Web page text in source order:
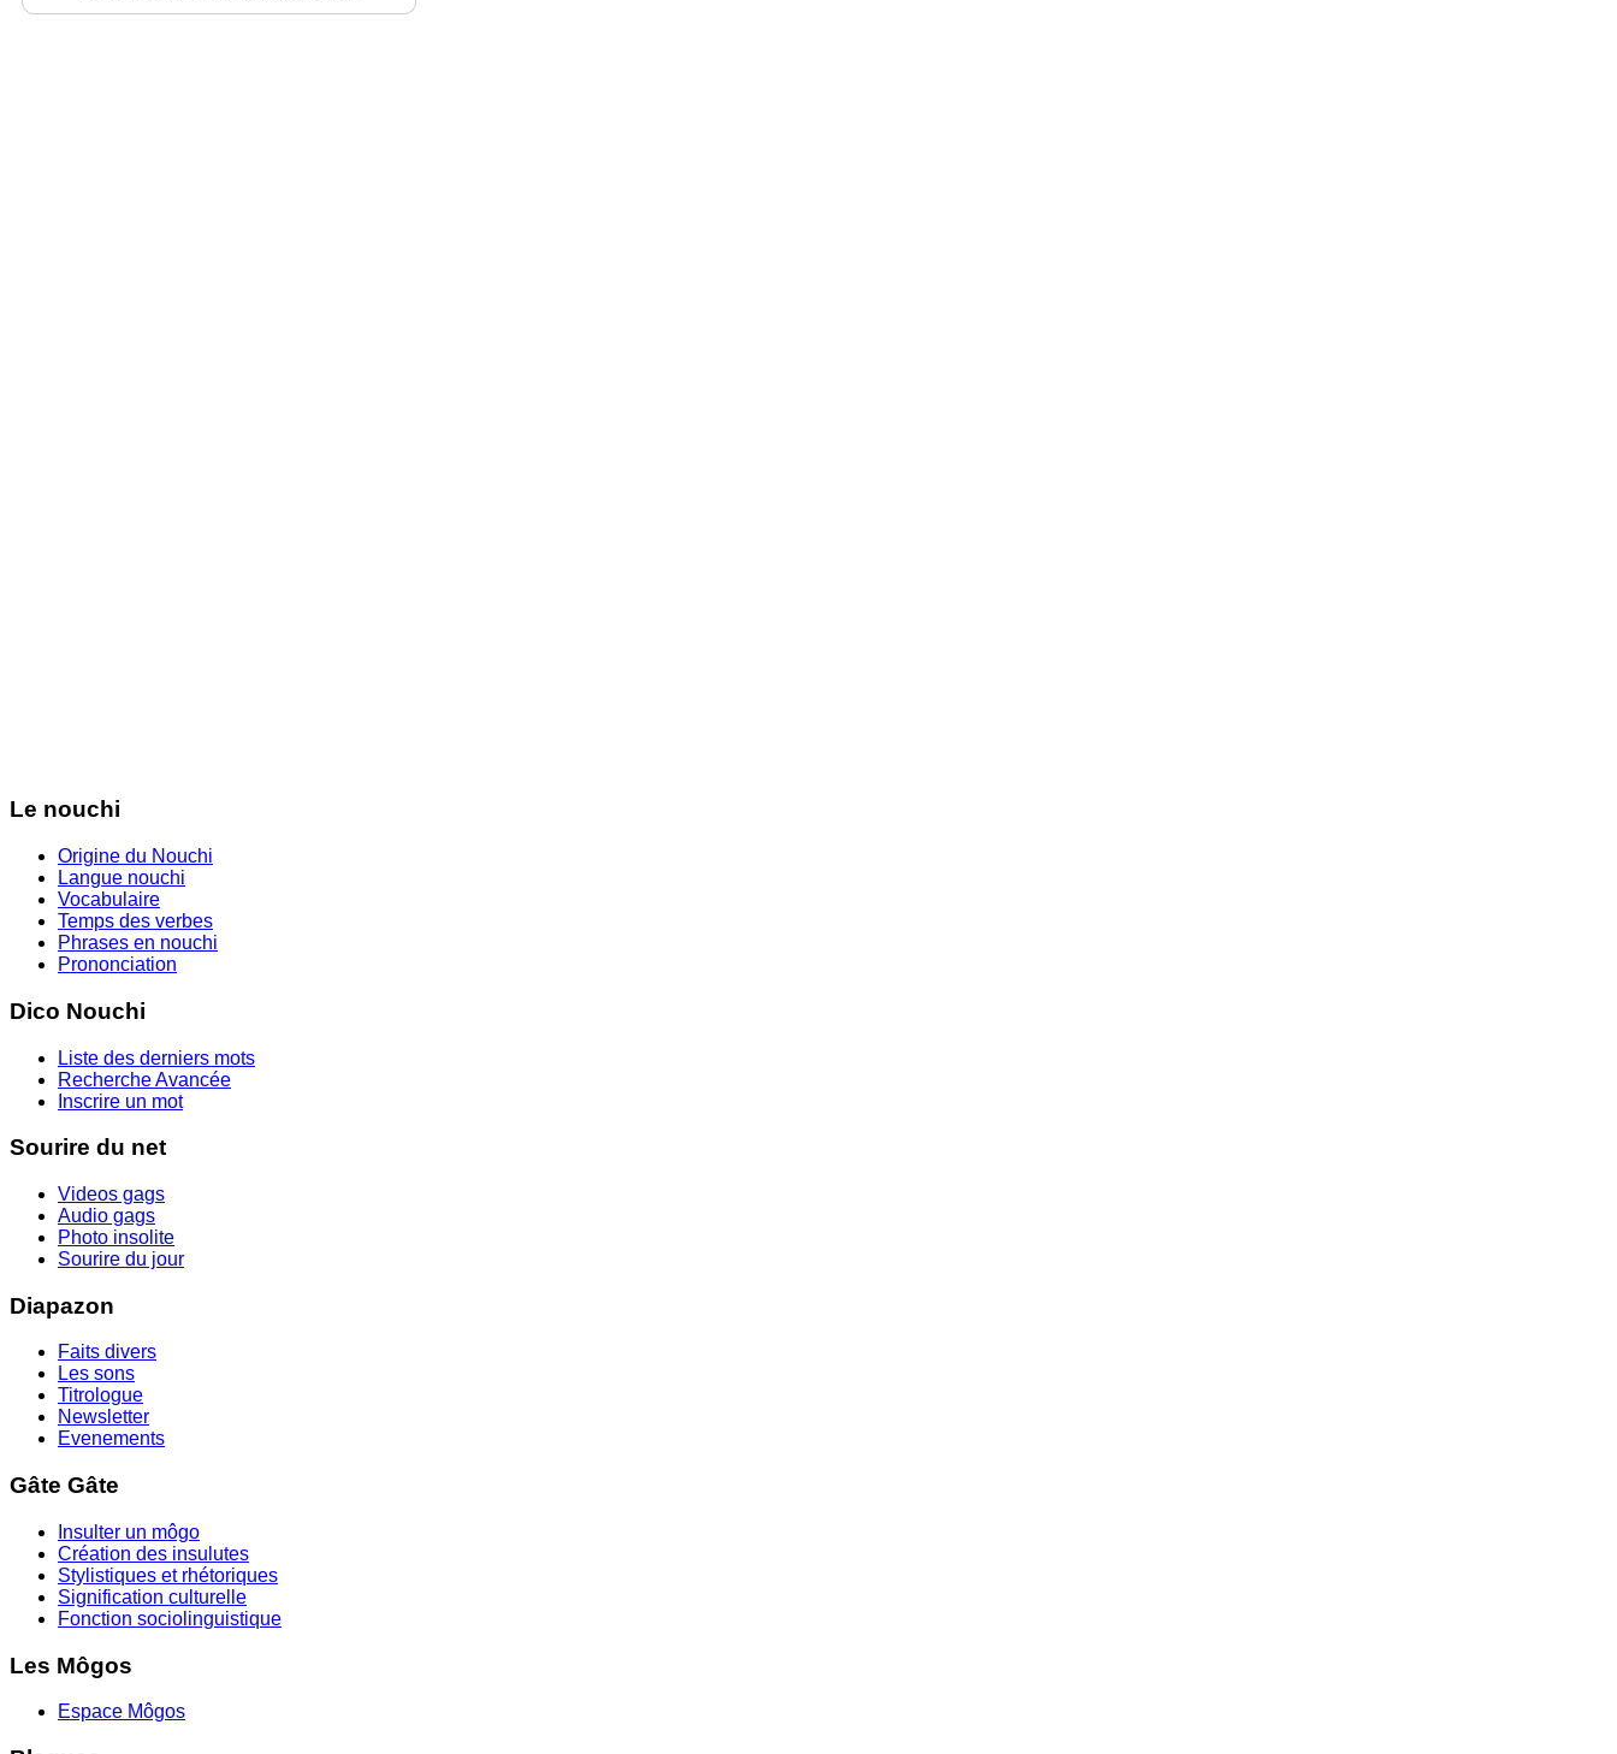
Le nouchi
Origine du Nouchi
Langue nouchi
Vocabulaire
Temps des verbes
Phrases en nouchi
Prononciation
Dico Nouchi
Liste des derniers mots
Recherche Avancée
Inscrire un mot
Sourire du net
Videos gags
Audio gags
Photo insolite
Sourire du jour
Diapazon
Faits divers
Les sons
Titrologue
Newsletter
Evenements
Gâte Gâte
Insulter un môgo
Création des insulutes
Stylistiques et rhétoriques
Signification culturelle
Fonction sociolinguistique
Les Môgos
Espace Môgos